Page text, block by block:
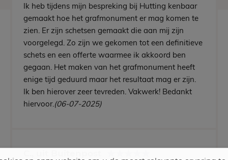
Ik heb tijdens mijn bespreking bij Hutting kenbaar
gemaakt hoe het grafmonument er mag komen te
zien. Er zijn schetsen gemaakt die aan mij zijn
voorgelegd. Zo zijn we gekomen tot een definitieve
schets en een offerte waarmee ik akkoord ben
gegaan. Het maken van het grafmonument heeft
enige tijd geduurd maar het resultaat mag er zijn.
Ik ben hierover zeer tevreden. Vakwerk! Bedankt
hiervoor. (06-07-2025)